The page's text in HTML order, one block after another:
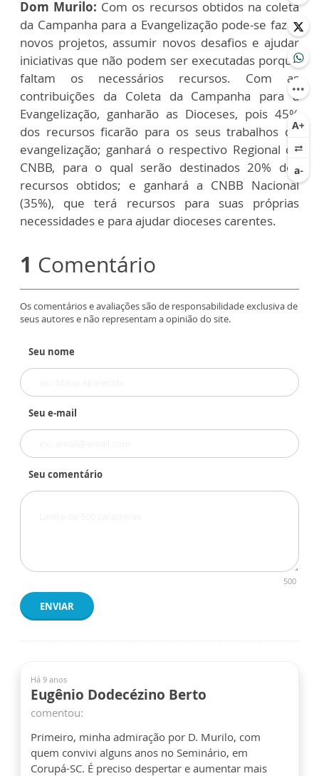
Dom Murilo: Com os recursos obtidos na coleta
da Campanha para a Evangelização pode-se fazer
novos projetos, assumir novos desafios e ajudar
iniciativas que não podem ser executadas porque
faltam os necessários recursos. Com as
contribuições da Coleta da Campanha para a
Evangelização, ganharão as Dioceses, pois 45%
dos recursos ficarão para os seus trabalhos de
evangelização; ganhará o respectivo Regional da
CNBB, para o qual serão destinados 20% dos
recursos obtidos; e ganhará a CNBB Nacional
(35%), que terá recursos para suas próprias
necessidades e para ajudar dioceses carentes.
1 Comentário
Os comentários e avaliações são de responsabilidade exclusiva de
seus autores e não representam a opinião do site.
Seu nome
Seu e-mail
Seu comentário
500
ENVIAR
Há 9 anos
Eugênio Dodecézino Berto
comentou:
Primeiro, minha admiração por D. Murilo, com
quem convivi alguns anos no Seminário, em
Corupá-SC. É preciso despertar e aumentar mais